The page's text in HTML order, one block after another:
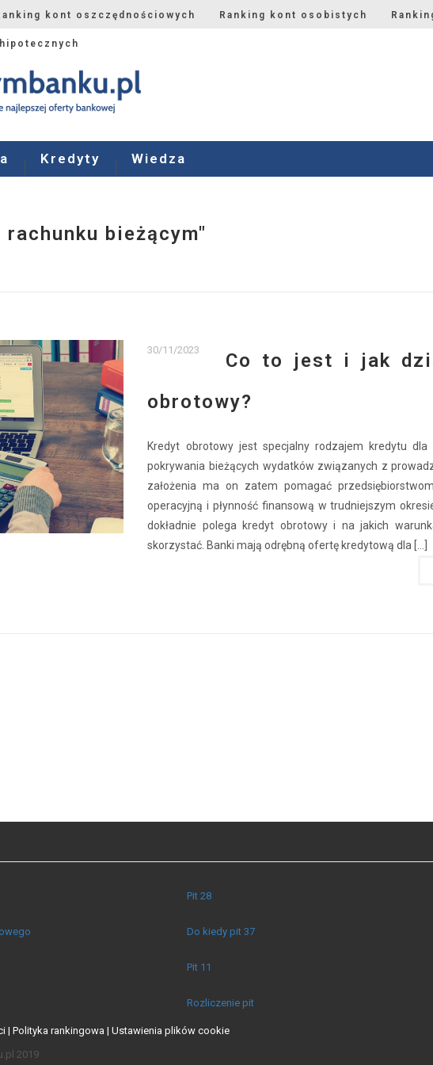
kont oszczędnościowych Ranking kont osobistych
Kredyty Wiedza
bieżącym"
30/11/2023
Co to jest i jak
obrotowy?
Kredyt obrotowy jest specjalny rodzajem kredytu dla
pokrywania bieżących wydatków związanych z
założenia ma on zatem pomagać
operacyjną i płynność finansową w trudniejszym
dokładnie polega kredyt obrotowy i na jakich
skorzystać. Banki mają odrębną ofertę kredytową dla […]
Pit 28
Do kiedy pit 37
Pit 11
Rozliczenie pit
| Polityka rankingowa | Ustawienia plików cookie
2019